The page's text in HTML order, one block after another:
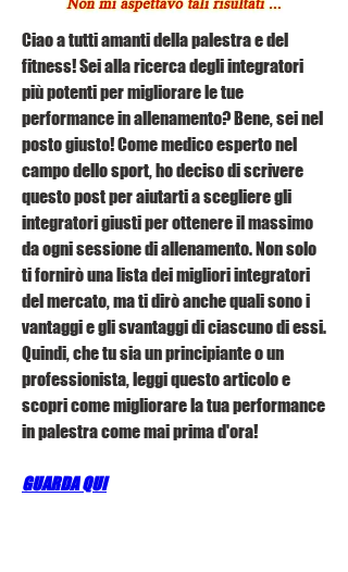
Ciao a tutti amanti della palestra e del
fitness! Sei alla ricerca degli integratori
più potenti per migliorare le tue
performance in allenamento? Bene, sei nel
posto giusto! Come medico esperto nel
campo dello sport, ho deciso di scrivere
questo post per aiutarti a scegliere gli
integratori giusti per ottenere il massimo
da ogni sessione di allenamento. Non solo
ti fornirò una lista dei migliori integratori
del mercato, ma ti dirò anche quali sono i
vantaggi e gli svantaggi di ciascuno di essi.
Quindi, che tu sia un principiante o un
professionista, leggi questo articolo e
scopri come migliorare la tua performance
in palestra come mai prima d'ora!
GUARDA QUI